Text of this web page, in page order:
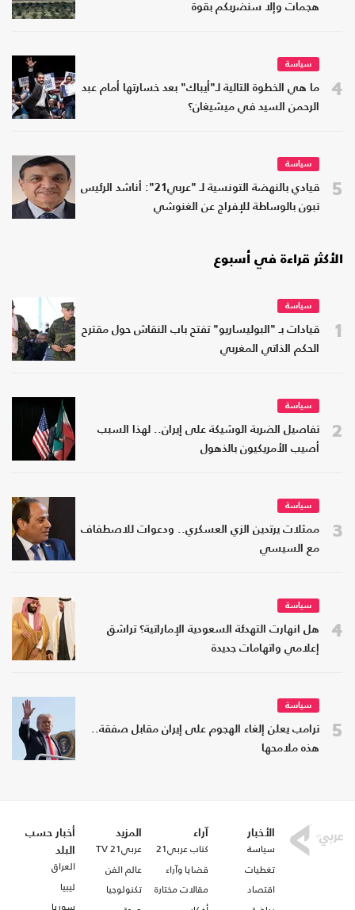
هجمات وإلا سنضربكم بقوة
4
سياسة
ما هي الخطوة التالية لـ"أيباك" بعد خسارتها أمام عبد
الرحمن السيد في ميشيغان؟
5
سياسة
قيادي بالنهضة التونسية لـ "عربي21": أناشد الرئيس
تبون بالوساطة للإفراج عن الغنوشي
الأكثر قراءة في أسبوع
1
سياسة
قيادات بـ "البوليساريو" تفتح باب النقاش حول مقترح
الحكم الذاتي المغربي
2
سياسة
تفاصيل الضربة الوشيكة على إيران.. لهذا السبب
أصيب الأمريكيون بالذهول
3
سياسة
ممثلات يرتدين الزي العسكري.. ودعوات للاصطفاف
مع السيسي
4
سياسة
هل انهارت التهدئة السعودية الإماراتية؟ تراشق
إعلامي واتهامات جديدة
5
سياسة
ترامب يعلن إلغاء الهجوم على إيران مقابل صفقة..
هذه ملامحها
الأخبار
سياسة
تغطيات
اقتصاد
آراء
كتاب عربي21
قضايا وآراء
مقالات مختارة
المزيد
عربي21 TV
عالم الفن
تكنولوجيا
أخبار حسب
البلد
العراق
ليبيا